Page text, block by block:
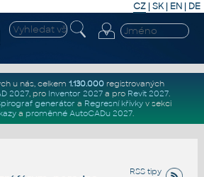
CZ | SK| EN | DE
u nás, celkem 1.130.000registrovaných
2027, pro Inventor 2027a pro Revit 2027.
generátor a Regresní křivkyv sekci
a proměnné AutoCADu 2027.
RSS tipy